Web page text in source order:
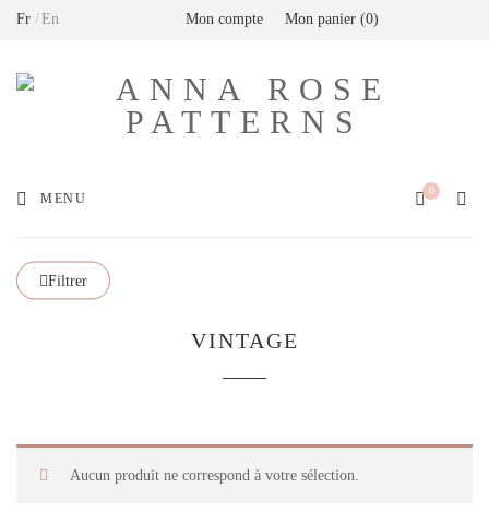
Fr En Mon compte Mon panier 0
MENU
0
VINTAGE
Filtrer
Aucun produit ne correspond à votre sélection.
Livraison offerte en France métropolitaine dès
Relay)